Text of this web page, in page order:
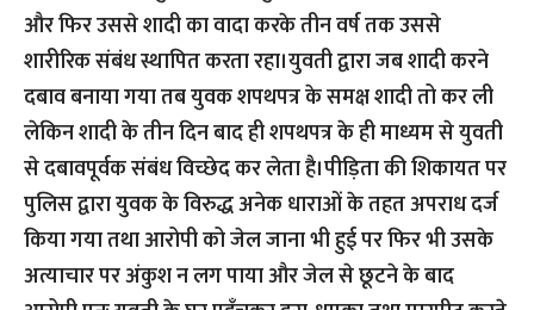
और फिर उससे शादी का वादा करके तीन वर्ष तक उससे
शारीरिक संबंध स्थापित करता रहा।युवती द्वारा जब शादी करने
दबाव बनाया गया तब युवक शपथपत्र के समक्ष शादी तो कर ली
लेकिन शादी के तीन दिन बाद ही शपथपत्र के ही माध्यम से युवती
से दबावपूर्वक संबंध विच्छेद कर लेता है।पीड़िता की शिकायत पर
पुलिस द्वारा युवक के विरुद्ध अनेक धाराओं के तहत अपराध दर्ज
किया गया तथा आरोपी को जेल जाना भी हुई पर फिर भी उसके
अत्याचार पर अंकुश न लग पाया और जेल से छूटने के बाद